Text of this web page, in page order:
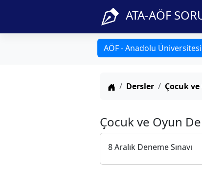
ATA-AÖF
AÖF - Anadolu Üniversitesi
Anasayfa
Dersler Çocuk
Çocuk ve Oyun
8 Aralık Deneme Sınavı